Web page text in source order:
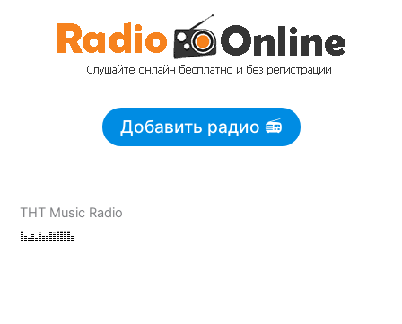
содержимому
Добавить радио 📻
ТНТ Music Radio